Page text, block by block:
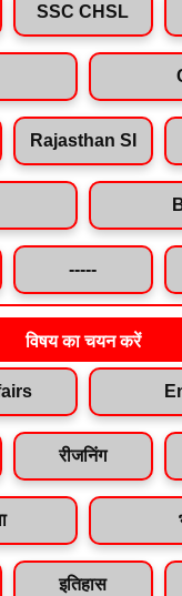
SSC CHSL
Rajasthan SI
-----
विषय का चयन करें
रीजनिंग
इतिहास